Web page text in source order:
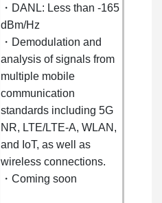
・DANL: Less than -165
dBm/Hz
・Demodulation and
analysis of signals from
multiple mobile
communication
standards including 5G
NR, LTE/LTE-A, WLAN,
and IoT, as well as
wireless connections.
・Coming soon